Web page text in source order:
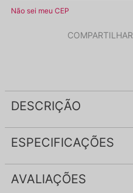
Não sei meu CEP
COMPARTILHAR
DESCRIÇÃO
ESPECIFICAÇÕES
AVALIAÇÕES